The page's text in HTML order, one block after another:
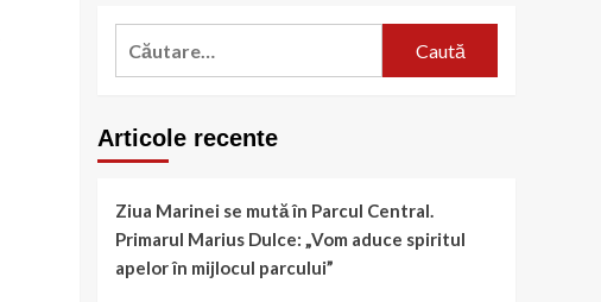
Caută
Articole recente
Ziua Marinei se mută în Parcul Central.
Primarul Marius Dulce: „Vom aduce spiritul
apelor în mijlocul parcului”